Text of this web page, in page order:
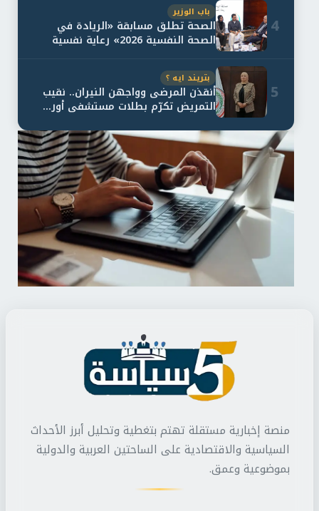
4
باب الوزير
الصحة تطلق مسابقة «الريادة في
الصحة النفسية 2026» رعاية نفسية
5
بتريند ايه ؟
أنقذن المرضى وواجهن النيران.. نقيب
التمريض تكرّم بطلات مستشفى أور...
منصة إخبارية مستقلة تهتم بتغطية وتحليل أبرز الأحداث
السياسية والاقتصادية على الساحتين العربية والدولية
بموضوعية وعمق.